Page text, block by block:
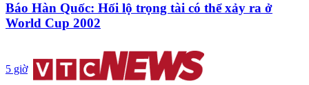
Báo Hàn Quốc: Hối lộ trọng tài có thể xảy ra ở
World Cup 2002
5 giờ